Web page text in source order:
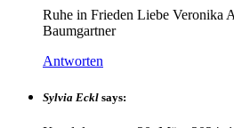
Ruhe in Frieden Liebe Veronika
Baumgartner
Antworten
Sylvia Eckl says: